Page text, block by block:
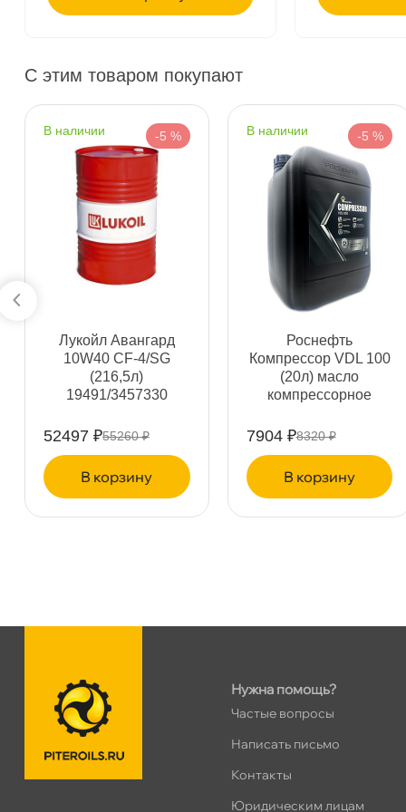
С этим товаром покупают
наличии -5 %
Лукойл Авангард
10W40 CF-4/SG
(216,5л)
19491/3457330
52497 ₽55260 ₽
корзину
наличии -5 %
Роснефть
Компрессор VDL 100
(20л) масло
компрессорное
7904 ₽8320 ₽
корзину
Богатырский пр. 12
0
н. Обводного канала 115
1
Пн–Вс
10:00 – 21:00
Сегодня, бесплатно
пр.Науки 10к1 (2 этаж)
ПН–ВС10:00 – 21:00
Сегодня, бесплатно
ПН–ВС
Сегодня, бесплатно
ПН–ВС10:00 – 21:00
Сегодня, бесплатно
Таллинское ш. 159 (Лента)
0
ПН–ВС10:00 – 21:00
пр.Просвещения 72
Сегодня, бесплатно
Коллонтай 28 к.1
Нужна помощь?
Частые вопросы
Написать письмо
Контакты
Юридическим лицам